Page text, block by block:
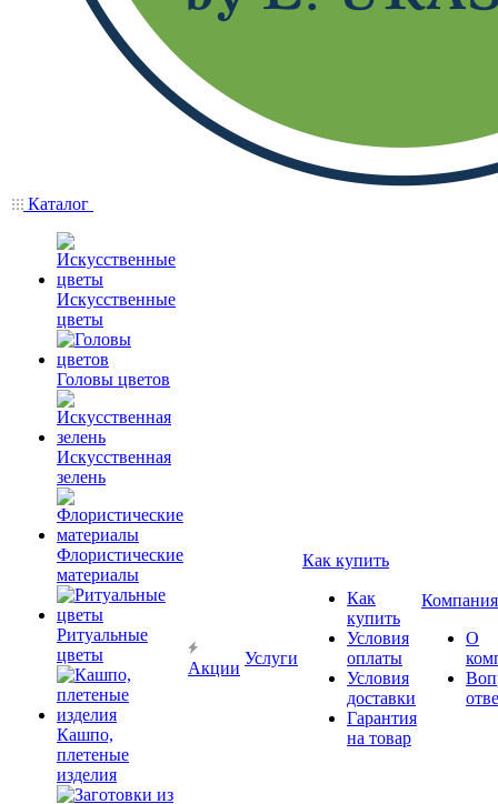
Каталог
Искусственные
цветы
Головы цветов
Искусственная
зелень
Флористические
материалы
Ритуальные
цветы
Кашпо,
плетеные
изделия
Акции
Услуги
Как купить
Как
купить
Условия
оплаты
Условия
доставки
Гарантия
на товар
Компания
О